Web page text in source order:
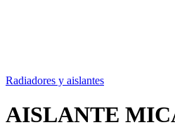
Radiadores y aislantes
AISLANTE